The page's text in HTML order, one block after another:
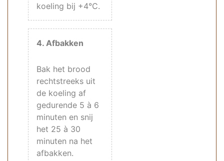
koeling bij +4°C.
4. Afbakken
Bak het brood
rechtstreeks uit
de koeling af
gedurende 5 à 6
minuten en snij
het 25 à 30
minuten na het
afbakken.